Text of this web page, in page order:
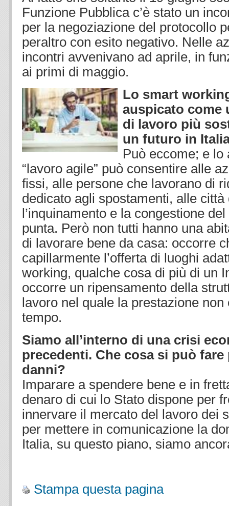
Funzione Pubblica c’è stato un
per la negoziazione del protocollo
peraltro con esito negativo. Nelle
incontri avvenivano ad aprile, in
ai primi di maggio.
Lo smart
auspicato come
di lavoro più
un futuro in
Può eccome; e lo
“lavoro agile” può consentire alle
fissi, alle persone che lavorano di
dedicato agli spostamenti, alle città
l’inquinamento e la congestione
punta. Però non tutti hanno una
di lavorare bene da casa: occorre
capillarmente l’offerta di luoghi
working, qualche cosa di più di un
occorre un ripensamento della
lavoro nel quale la prestazione
tempo.
Siamo all’interno di una crisi
precedenti. Che cosa si può fare
danni?
Imparare a spendere bene e in
denaro di cui lo Stato dispone per
innervare il mercato del lavoro dei
per mettere in comunicazione la
Italia, su questo piano, siamo
Stampa questa pagina